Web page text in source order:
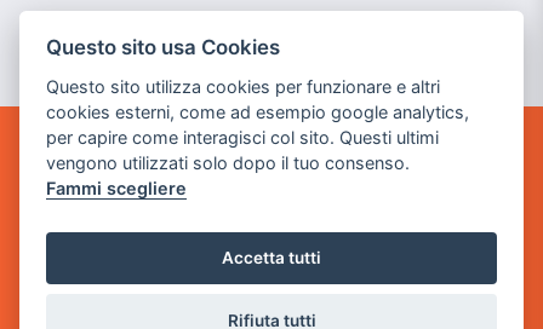
GAME WARP
BY POWER GAME SRL
Sede Legale
via Villaggio dei Platani, 3
- 25014 Castenedolo, Brescia
Questo sito usa Cookies
Questo sito utilizza cookies per funzionare e altri
cookies esterni, come ad esempio google analytics,
per capire come interagisci col sito. Questi ultimi
vengono utilizzati solo dopo il tuo consenso.
Fammi scegliere
Accetta tutti
Rifiuta tutti